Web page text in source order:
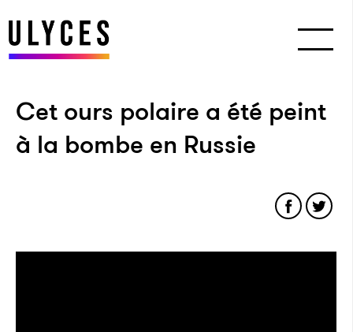
Cet ours polaire a été peint
à la bombe en Russie